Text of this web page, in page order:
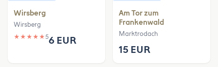
Wirsberg
Wirsberg
★ ★ ★ ★ ★56 EUR
Am Tor zum
Frankenwald
Marktrodach
15 EUR